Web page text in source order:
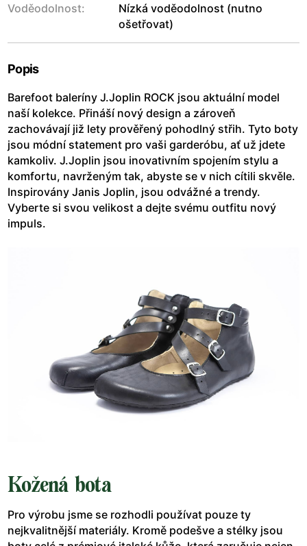
Voděodolnost:
Nízká voděodolnost (nutno
ošetřovat)
Popis
Barefoot baleríny J.Joplin ROCK jsou aktuální model
naší kolekce. Přináší nový design a zároveň
zachovávají již lety prověřený pohodlný střih. Tyto boty
jsou módní statement pro vaši garderóbu, ať už jdete
kamkoliv. J.Joplin jsou inovativním spojením stylu a
komfortu, navrženým tak, abyste se v nich cítili skvěle.
Inspirovány Janis Joplin, jsou odvážné a trendy.
Vyberte si svou velikost a dejte svému outfitu nový
impuls.
Kožená bota
Pro výrobu jsme se rozhodli používat pouze ty
nejkvalitnější materiály. Kromě podešve a stélky jsou